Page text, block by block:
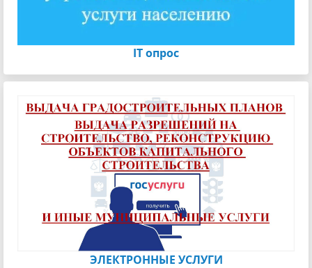
IT опрос
ЭЛЕКТРОННЫЕ УСЛУГИ